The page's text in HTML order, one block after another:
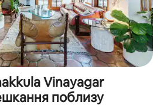
Vinayagar
поблизу